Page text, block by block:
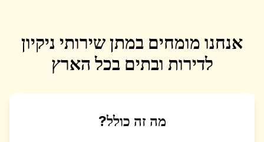
אנחנו מומחים במתן שירותי ניקיון
לדירות ובתים בכל הארץ
מה זה כולל?